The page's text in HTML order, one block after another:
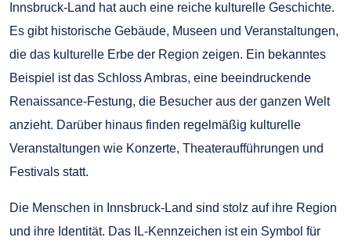
Innsbruck-Land hat auch eine reiche kulturelle Geschichte.
Es gibt historische Gebäude, Museen und Veranstaltungen,
die das kulturelle Erbe der Region zeigen. Ein bekanntes
Beispiel ist das Schloss Ambras, eine beeindruckende
Renaissance-Festung, die Besucher aus der ganzen Welt
anzieht. Darüber hinaus finden regelmäßig kulturelle
Veranstaltungen wie Konzerte, Theateraufführungen und
Festivals statt.
Die Menschen in Innsbruck-Land sind stolz auf ihre Region
und ihre Identität. Das IL-Kennzeichen ist ein Symbol für